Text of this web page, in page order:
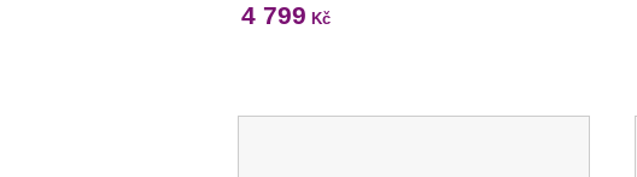
4 799 Kč